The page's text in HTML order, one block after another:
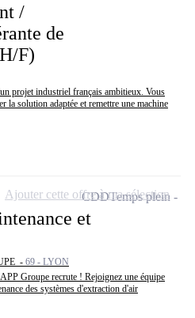
/
de
F)
projet industriel français ambitieux. Vous
la solution adaptée et remettre une machine
et
- 69 - LYON
Groupe recrute ! Rejoignez une équipe
des systèmes d'extraction d'air
CDDTemps plein
Ajouter cette offre à ma sélection